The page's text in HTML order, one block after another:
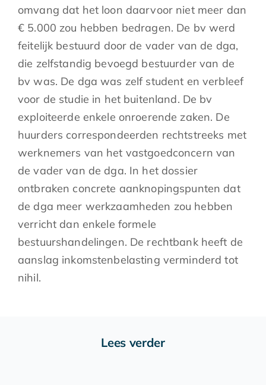
omvang dat het loon daarvoor niet meer dan
€ 5.000 zou hebben bedragen. De bv werd
feitelijk bestuurd door de vader van de dga,
die zelfstandig bevoegd bestuurder van de
bv was. De dga was zelf student en verbleef
voor de studie in het buitenland. De bv
exploiteerde enkele onroerende zaken. De
huurders correspondeerden rechtstreeks met
werknemers van het vastgoedconcern van
de vader van de dga. In het dossier
ontbraken concrete aanknopingspunten dat
de dga meer werkzaamheden zou hebben
verricht dan enkele formele
bestuurshandelingen. De rechtbank heeft de
aanslag inkomstenbelasting verminderd tot
nihil.
Lees verder